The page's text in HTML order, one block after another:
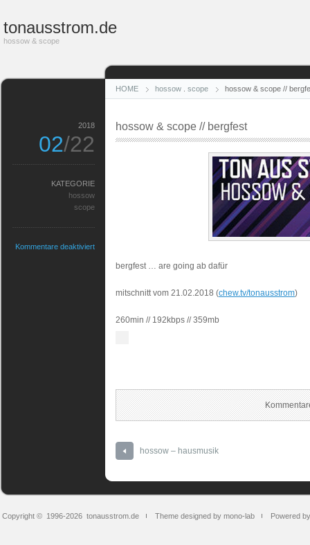
tonausstrom.de
hossow & scope
HOME hossow scope hossow & scope //
hossow & scope // bergfest
bergfest … are going ab dafür
mitschnitt vom 21.02.2018 (chew.tv/tonausstrom)
260min // 192kbps // 359mb
2018
02/22
KATEGORIE
hossow
scope
Kommentare deaktiviertfür
hossow – hausmusik
Copyright © 1996-2026 tonausstrom.de Theme designed by mono-lab Powered